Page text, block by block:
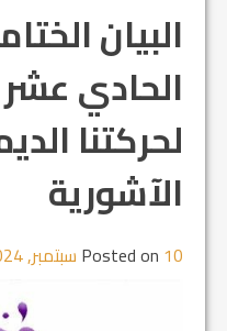
البيان
الحادي عشر
لحركتنا
الآشورية
Posted on 10 سبتمبر, 2024